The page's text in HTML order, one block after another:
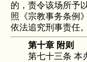
的，责令该场所予
照《宗教事务条例
依法追究刑事责任。
第十章 附则
第七十三条 本办